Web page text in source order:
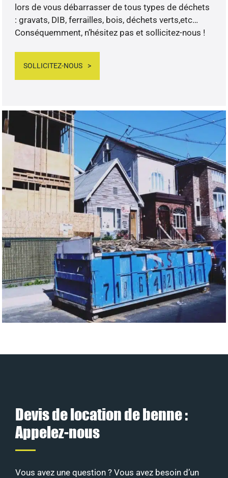
lors de vous débarrasser de tous types de déchets
: gravats, DIB, ferrailles, bois, déchets verts,etc…
Conséquemment, n’hésitez pas et sollicitez-nous !
SOLLICITEZ-NOUS
Devis de location de benne :
Appelez-nous
Vous avez une question ? Vous avez besoin d’un